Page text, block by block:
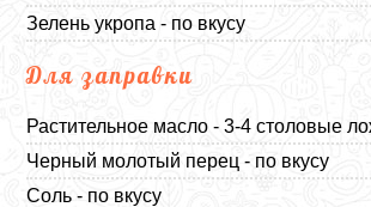
Зелень укропа - по вкусу
Для заправки
Растительное масло - 3-4 столовые
Черный молотый перец - по вкусу
Соль - по вкусу